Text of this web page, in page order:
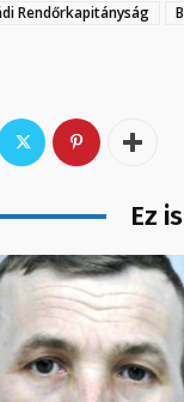
Rendőrkapitányság
Ez